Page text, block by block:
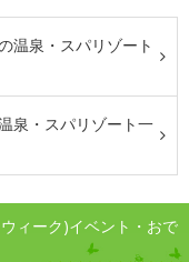
温泉・スパリゾート
泉・スパリゾート一
ィーク)イベント・おで